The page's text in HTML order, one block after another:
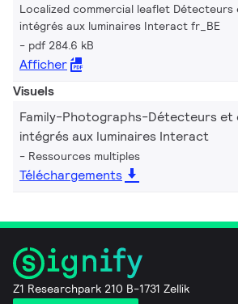
Localized commercial leaflet
intégrés aux luminaires Interact fr_BE
pdf 284.6 kB
Afficher
Visuels
Family-Photographs-Détecteurs
intégrés aux luminaires Interact
Ressources multiples
Téléchargements
Z1 Researchpark 210 B-1731 Zellik